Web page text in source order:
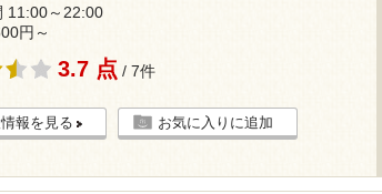
11:00～22:00
円～
3.7 点 / 7件
報を見る お気に入りに追加